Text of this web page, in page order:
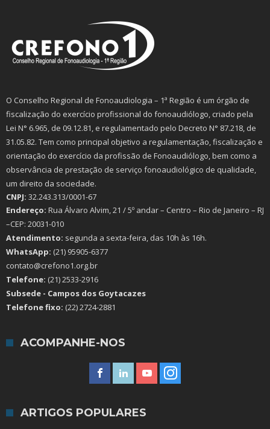
O Conselho Regional de Fonoaudiologia – 1ª Região é um órgão de
fiscalização do exercício profissional do fonoaudiólogo, criado pela
Lei N° 6.965, de 09.12.81, e regulamentado pelo Decreto N° 87.218, de
31.05.82. Tem como principal objetivo a regulamentação, fiscalização e
orientação do exercício da profissão de Fonoaudiólogo, bem como a
observância de prestação de serviço fonoaudiológico de qualidade,
um direito da sociedade.
CNPJ: 32.243.313/0001-67
Endereço: Rua Álvaro Alvim, 21 / 5º andar – Centro – Rio de Janeiro – RJ
–CEP: 20031-010
Atendimento: segunda a sexta-feira, das 10h às 16h.
WhatsApp: (21) 95905-6377
contato@crefono1.org.br
Telefone: (21) 2533-2916
Subsede - Campos dos Goytacazes
Telefone fixo: (22) 2724-2881
ACOMPANHE-NOS
ARTIGOS POPULARES